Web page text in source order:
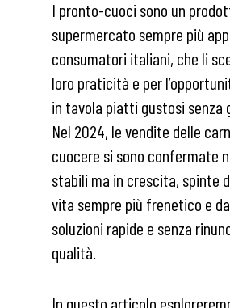
I pronto-cuoci sono un
supermercato sempre più
consumatori italiani, che li
loro praticità e per
in tavola piatti gustosi senza
Nel 2024, le vendite delle
cuocere si sono confermate
stabili ma in crescita, spinte
vita sempre più frenetico e
soluzioni rapide e senza
qualità.
In questo articolo